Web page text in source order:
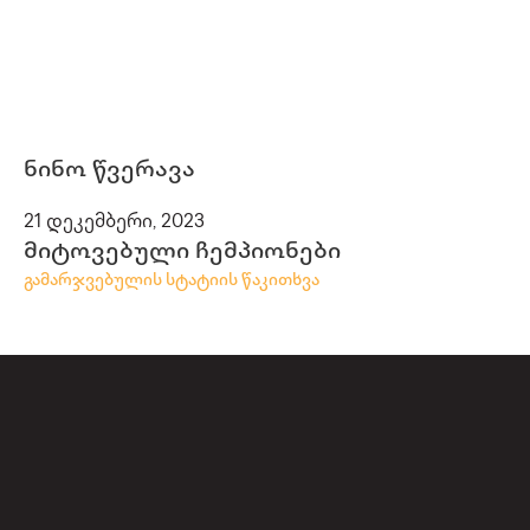
ნინო წვერავა
21 დეკემბერი, 2023
მიტოვებული ჩემპიონები
გამარჯვებულის სტატიის წაკითხვა